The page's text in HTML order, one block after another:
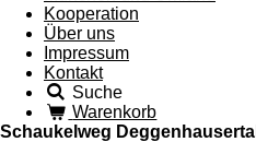
Kooperation
Über uns
Impressum
Kontakt
Suche
Warenkorb
Schaukelweg Deggenhausertal